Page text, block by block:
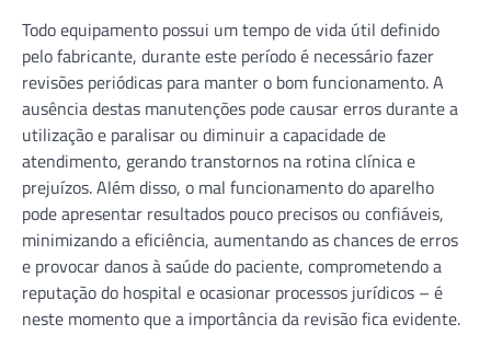
Todo equipamento possui um tempo de vida útil definido
pelo fabricante, durante este período é necessário fazer
revisões periódicas para manter o bom funcionamento. A
ausência destas manutenções pode causar erros durante a
utilização e paralisar ou diminuir a capacidade de
atendimento, gerando transtornos na rotina clínica e
prejuízos. Além disso, o mal funcionamento do aparelho
pode apresentar resultados pouco precisos ou confiáveis,
minimizando a eficiência, aumentando as chances de erros
e provocar danos à saúde do paciente, comprometendo a
reputação do hospital e ocasionar processos jurídicos – é
neste momento que a importância da revisão fica evidente.